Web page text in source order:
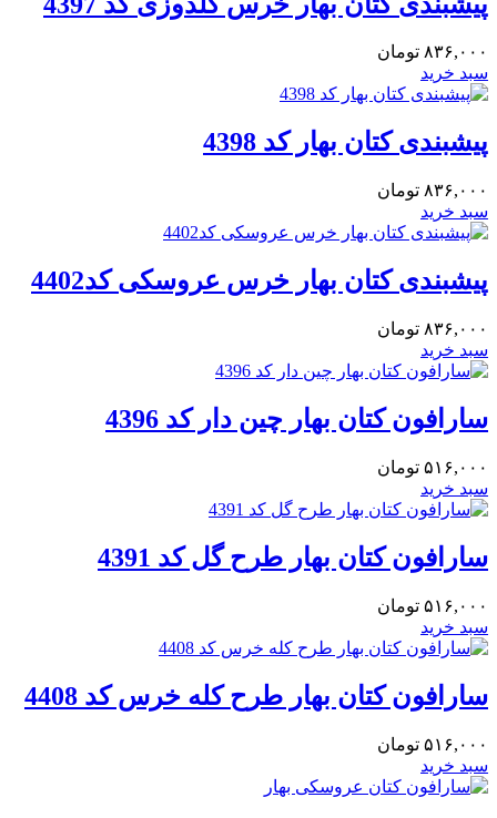
۸۳۶,۰۰۰ تومان
سبد خرید
پیشبندی کتان بهار کد 4398
۸۳۶,۰۰۰ تومان
سبد خرید
پیشبندی کتان بهار خرس عروسکی کد4402
۸۳۶,۰۰۰ تومان
سبد خرید
سارافون کتان بهار چین دار کد 4396
۵۱۶,۰۰۰ تومان
سبد خرید
سارافون کتان بهار طرح گل کد 4391
۵۱۶,۰۰۰ تومان
سبد خرید
سارافون کتان بهار طرح کله خرس کد 4408
۵۱۶,۰۰۰ تومان
سبد خرید